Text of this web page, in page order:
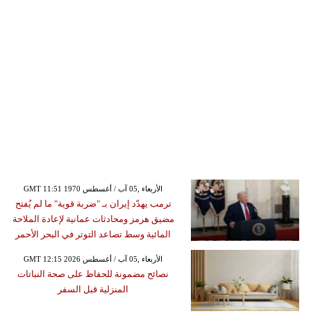
GMT 11:51 1970 الأربعاء ,05 آب / أغسطس
ترمب يهدّد إيران بـ "ضربة قوية" ما لم يُفتح
مضيق هرمز ومحادثات عمانية لإعادة الملاحة
المائية وسط تصاعد التوتر في البحر الأحمر
GMT 12:15 2026 الأربعاء ,05 آب / أغسطس
نصائح مضمونة للحفاظ على صحة النباتات
المنزلية قبل السفر